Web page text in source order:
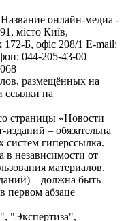
онлайн-медиа -
місто Київ,
Б, офіс 208/1 E-mail:
044-205-43-00
размещённых на
ссылки на
страницы «Новости
– обязательна
систем гиперссылка.
независимости от
материалов.
– должна быть
первом абзаце
"Экспертиза",